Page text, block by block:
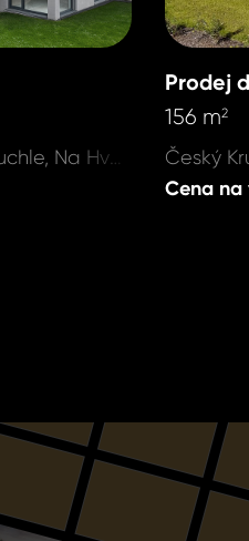
Praha 5 - Velká Chuchle, Na Hvězdárně
Prodej
156 m2
Cena na